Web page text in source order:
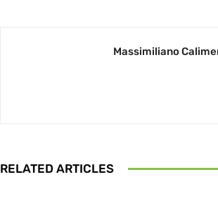
Massimiliano
RELATED ARTICLES